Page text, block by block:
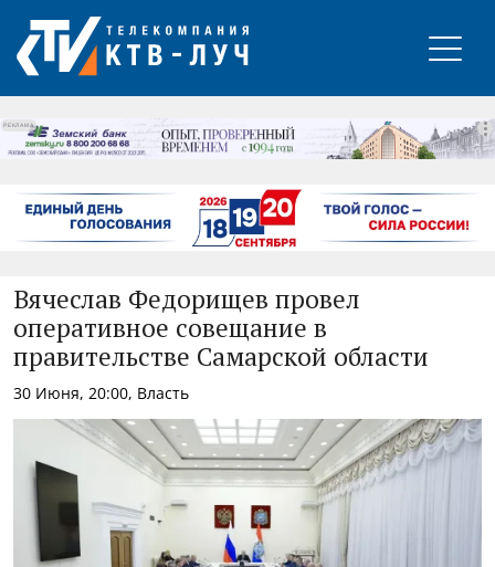
РЕКЛАМА
Вячеслав Федорищев провел
оперативное совещание в
правительстве Самарской области
30 Июня, 20:00, Власть